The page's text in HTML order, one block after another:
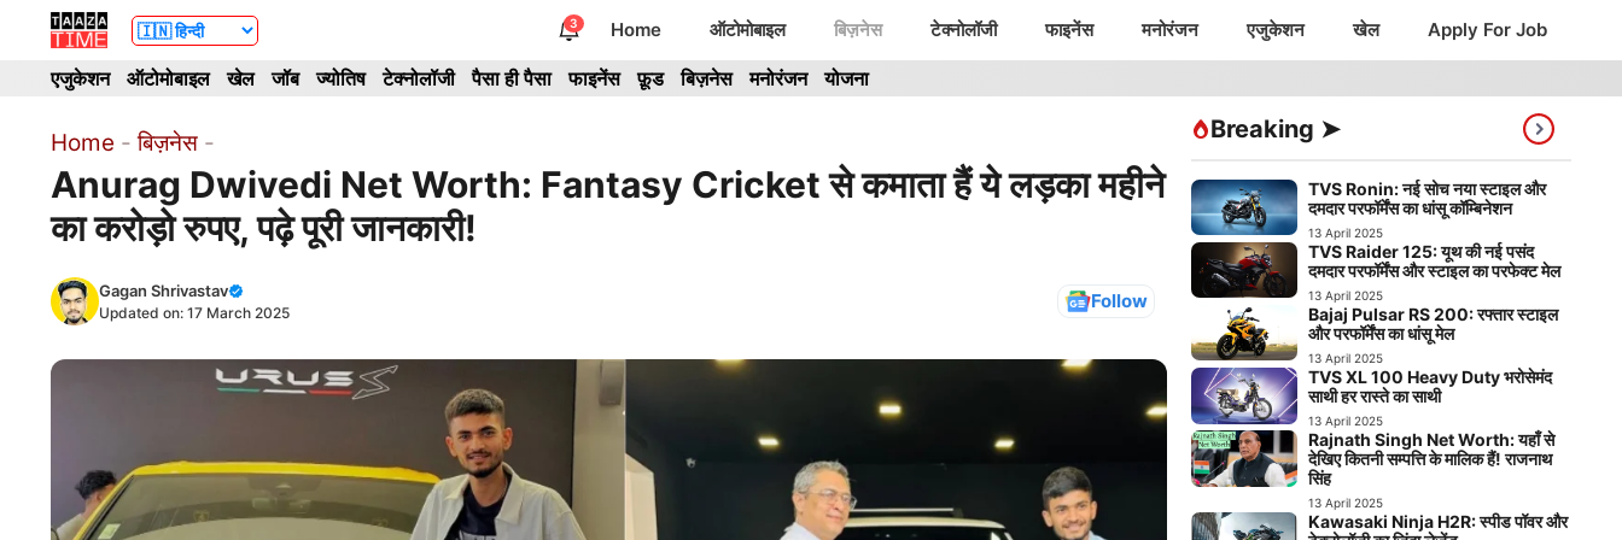
content
3 Home ऑटोमोबाइल बिज़नेस टेक्नोलॉजी फाइनेंस मनोरंजन एजुकेशन खेल Apply For Job
एजुकेशन ऑटोमोबाइल खेल जॉब ज्योतिष टेक्नोलॉजी पैसा ही पैसा फाइनेंस फ़ूड बिज़नेस मनोरंजन योजना
Home -बिज़नेस -
Anurag Dwivedi Net Worth: Fantasy Cricket से कमाता हैं ये लड़का महीने
का करोड़ो रुपए, पढ़े पूरी जानकारी!
Gagan Shrivastav
Updated on: 17 March 2025 Follow
Breaking ➤
TVS Ronin: नई सोच नया स्टाइल और
दमदार परफॉर्मेंस का धांसू कॉम्बिनेशन
13 April 2025
TVS Raider 125: यूथ की नई पसंद
दमदार परफॉर्मेंस और स्टाइल का परफेक्ट मेल
13 April 2025
Bajaj Pulsar RS 200: रफ्तार स्टाइल
और परफॉर्मेंस का धांसू मेल
13 April 2025
TVS XL 100 Heavy Duty भरोसेमंद
साथी हर रास्ते का साथी
13 April 2025
Rajnath Singh Net Worth: यहाँ से
देखिए कितनी सम्पत्ति के मालिक हैं! राजनाथ
सिंह
13 April 2025
Kawasaki Ninja H2R: स्पीड पॉवर और